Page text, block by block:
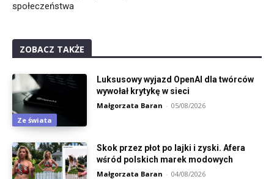
społeczeństwa
ZOBACZ TAKŻE
Ze świata
Luksusowy wyjazd OpenAI dla twórców
wywołał krytykę w sieci
Małgorzata Baran - 05/08/2026
Skok przez płot po lajki i zyski. Afera
wśród polskich marek modowych
Małgorzata Baran - 04/08/2026